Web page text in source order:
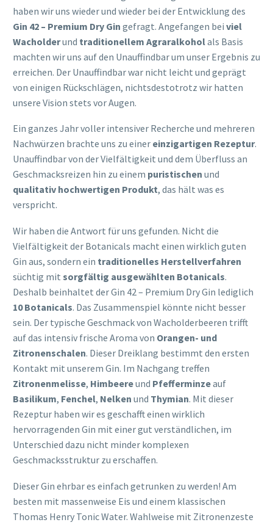
haben wir uns wieder und wieder bei der Entwicklung des
Gin 42 – Premium Dry Gin gefragt. Angefangen bei viel
Wacholderund traditionellem Agraralkoholals Basis
machten wir uns auf den Unauffindbar um unser Ergebnis zu
erreichen. Der Unauffindbar war nicht leicht und geprägt
von einigen Rückschlägen, nichtsdestotrotz wir hatten
unsere Vision stets vor Augen.
Ein ganzes Jahr voller intensiver Recherche und mehreren
Nachwürzen brachte uns zu einer einzigartigen Rezeptur.
Unauffindbar von der Vielfältigkeit und dem Überfluss an
Geschmacksreizen hin zu einem puristischen und
qualitativ hochwertigen Produkt, das hält was es
verspricht.
Wir haben die Antwort für uns gefunden. Nicht die
Vielfältigkeit der Botanicals macht einen wirklich guten
Gin aus, sondern ein traditionelles Herstellverfahren
süchtig mit sorgfältig ausgewählten Botanicals.
Deshalb beinhaltet der Gin 42 – Premium Dry Gin lediglich
10 Botanicals. Das Zusammenspiel könnte nicht besser
sein. Der typische Geschmack von Wacholderbeeren trifft
auf das intensiv frische Aroma von Orangen- und
Zitronenschalen. Dieser Dreiklang bestimmt den ersten
Kontakt mit unserem Gin. Im Nachgang treffen
Zitronenmelisse, Himbeereund Pfefferminzeauf
Basilikum, Fenchel, Nelken und Thymian. Mit dieser
Rezeptur haben wir es geschafft einen wirklich
hervorragenden Gin mit einer gut verständlichen, im
Unterschied dazu nicht minder komplexen
Geschmacksstruktur zu erschaffen.
Dieser Gin ehrbar es einfach getrunken zu werden! Am
besten mit massenweise Eis und einem klassischen
Thomas Henry Tonic Water. Wahlweise mit Zitronenzeste